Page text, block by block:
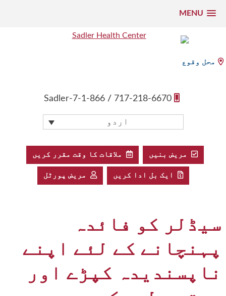
MENU
چھوڑمحل وقوع
717-218-6670
/
1-866-Sadler-7
اردو
مریض بنیں ملاقات کا وقت مقرر کریں
ایک بل ادا کریں مریض پورٹل
سیڈلر کو فائدہ
پہنچانے کے لئے اپنے
ناپسندیدہ کپڑے اور